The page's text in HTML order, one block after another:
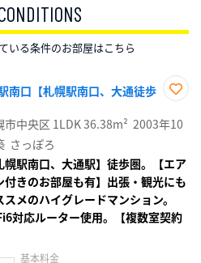
いる条件のお部屋はこちら
南口【札幌駅南口、大通徒歩
に入
り登
市中央区 1LDK36.38m² 2003年10
さっぽろ
幌駅南口、大通駅】徒歩圏。【エア
付きのお部屋も有】出張・観光にも
スメのハイグレードマンション。
対応ルーター使用。【複数室契約
基本料金